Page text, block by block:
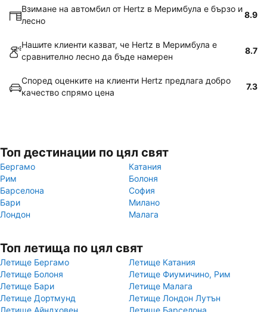
Взимане на автомбил от Hertz в Меримбула е бързо и
лесно
8.9
Нашите клиенти казват, че Hertz в Меримбула е
сравнително лесно да бъде намерен
8.7
Според оценките на клиенти Hertz предлага добро
качество спрямо цена
7.3
Топ дестинации по цял свят
Бергамо
Катания
Рим
Болоня
Барселона
София
Бари
Милано
Лондон
Малага
Топ летища по цял свят
Летище Бергамо
Летище Катания
Летище Болоня
Летище Фиумичино, Рим
Летище Бари
Летище Малага
Летище Дортмунд
Летище Лондон Лутън
Летище Айндховен
Летище Барселона